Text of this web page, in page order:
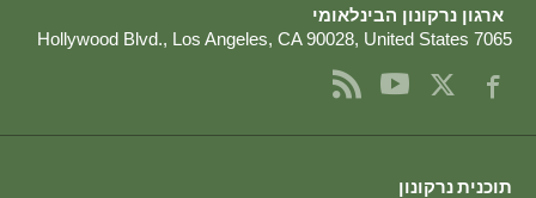
ארגון נרקונון הבינלאומי
7065 Hollywood Blvd.
, Los Angeles, CA 90028, United States
תוכנית נרקונון